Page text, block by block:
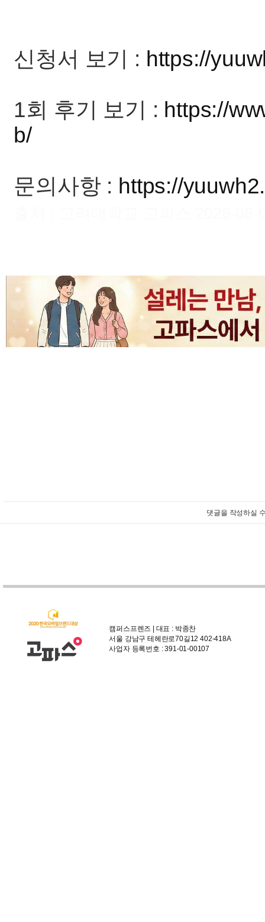
신청서 보기 : https://
1회 후기 보기 : https://
b/
문의사항 : https://
댓글을 작성하실
캠퍼스프렌즈 | 대표 : 박종찬
서울 강남구 테헤란로70길12 402-418A
사업자 등록번호 : 391-01-00107